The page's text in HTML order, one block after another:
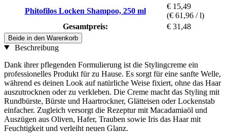
Phitofilos Locken Shampoo, 250 ml
€ 15,49
(€ 61,96 / l)
Gesamtpreis:
€ 31,48
Beide in den Warenkorb
Beschreibung
Dank ihrer pflegenden Formulierung ist die Stylingcreme ein
professionelles Produkt für zu Hause. Es sorgt für eine sanfte Welle,
während es deinen Look auf natürliche Weise fixiert, ohne das Haar
auszutrocknen oder zu verkleben. Die Creme macht das Styling mit
Rundbürste, Bürste und Haartrockner, Glätteisen oder Lockenstab
einfacher. Zugleich versorgt die Rezeptur mit Macadamiaöl und
Auszügen aus Oliven, Hafer, Trauben sowie Iris das Haar mit
Feuchtigkeit und verleiht neuen Glanz.